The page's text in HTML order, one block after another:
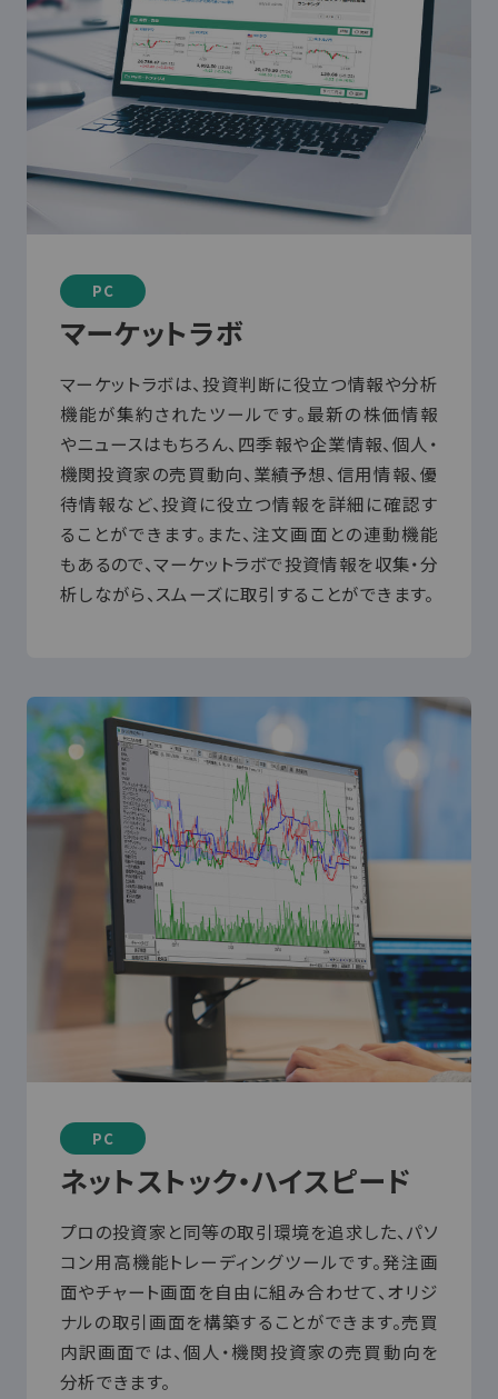
PC
マーケットラボ
マーケットラボは、投資判断に役立つ情報や分析
機能が集約されたツールです。最新の株価情報
やニュースはもちろん、四季報や企業情報、個人・
機関投資家の売買動向、業績予想、信用情報、優
待情報など、投資に役立つ情報を詳細に確認す
ることができます。また、注文画面との連動機能
もあるので、マーケットラボで投資情報を収集・分
析しながら、スムーズに取引することができます。
PC
ネットストック・ハイスピード
プロの投資家と同等の取引環境を追求した、パソ
コン用高機能トレーディングツールです。発注画
面やチャート画面を自由に組み合わせて、オリジ
ナルの取引画面を構築することができます。売買
内訳画面では、個人・機関投資家の売買動向を
分析できます。